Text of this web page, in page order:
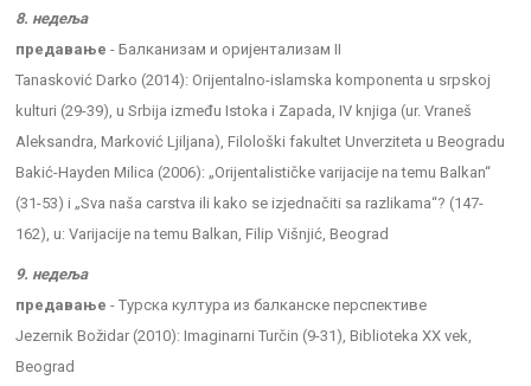
8. недеља
предавање - Балканизам и оријентализам II
Tanasković Darko (2014): Orijentalno-islamska komponenta u srpskoj
kulturi (29-39), u Srbija između Istoka i Zapada, IV knjiga (ur. Vraneš
Aleksandra, Marković Ljiljana), Filološki fakultet Unverziteta u Beogradu
Bakić-Hayden Milica (2006): „Orijentalističke varijacije na temu Balkan“
(31-53) i „Sva naša carstva ili kako se izjednačiti sa razlikama“? (147-
162), u: Varijacije na temu Balkan, Filip Višnjić, Beograd
9. недеља
предавање - Турска култура из балканске перспективе
Jezernik Božidar (2010): Imaginarni Turčin (9-31), Biblioteka XX vek,
Beograd